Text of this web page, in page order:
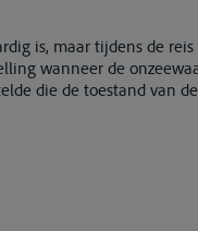
is, maar tijdens de
wanneer de
die de toestand van